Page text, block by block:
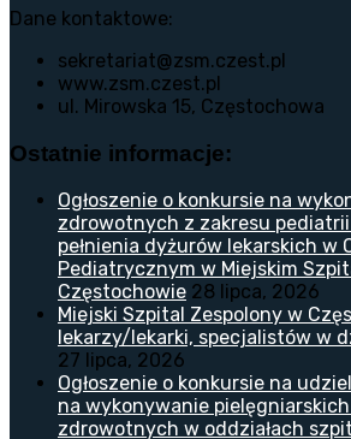
Dane kontaktowe:
sekretariat@zsm.czest.pl
www.zsm.czest.pl
ul. Mirowska 15, Częstochowa
Ostatnie informacje:
Ogłoszenie o konkursie na
zdrowotnych z zakresu
pełnienia dyżurów lekarskich w
Pediatrycznym w Miejskim
Częstochowie 28 lipca, 2026
Miejski Szpital Zespolony w
lekarzy/lekarki, specjalistów w
27 lipca, 2026
Ogłoszenie o konkursie na
na wykonywanie
zdrowotnych w oddziałach